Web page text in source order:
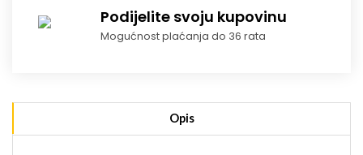
Podijelite svoju kupovinu
Mogućnost plaćanja do 36 rata
Opis